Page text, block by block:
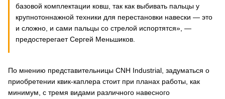
базовой комплектации ковш, так как выбивать пальцы у
крупнотоннажной техники для перестановки навески — это
и сложно, и сами пальцы со стрелой испортятся», —
предостерегает Сергей Меньшиков.
По мнению представительницы CNH Industrial, задуматься о
приобретении квик-каплера стоит при планах работы, как
минимум, с тремя видами различного навесного